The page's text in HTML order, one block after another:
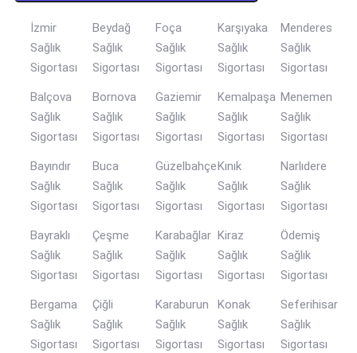
İzmir
Sağlık
Sigortası
Balçova
Sağlık
Sigortası
Bayındır
Sağlık
Sigortası
Bayraklı
Sağlık
Sigortası
Bergama
Sağlık
Sigortası
Beydağ
Sağlık
Sigortası
Bornova
Sağlık
Sigortası
Buca
Sağlık
Sigortası
Çeşme
Sağlık
Sigortası
Çiğli
Sağlık
Sigortası
Foça
Sağlık
Sigortası
Gaziemir
Sağlık
Sigortası
Güzelbahçe
Sağlık
Sigortası
Karabağlar
Sağlık
Sigortası
Karaburun
Sağlık
Sigortası
Karşıyaka
Sağlık
Sigortası
Kemalpaşa
Sağlık
Sigortası
Kınık
Sağlık
Sigortası
Kiraz
Sağlık
Sigortası
Konak
Sağlık
Sigortası
Menderes
Sağlık
Sigortası
Menemen
Sağlık
Sigortası
Narlıdere
Sağlık
Sigortası
Ödemiş
Sağlık
Sigortası
Seferihisar
Sağlık
Sigortası